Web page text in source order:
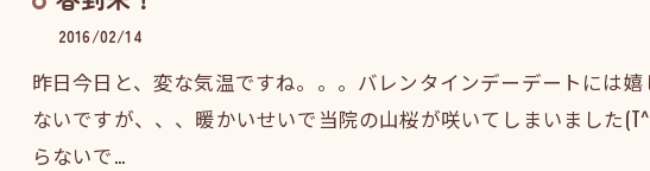
2016/02/14
昨日今日と、変な気温ですね。。。バレンタインデーデートには
ないですが、、、暖かいせいで当院の山桜が咲いてしまいました
らないで…